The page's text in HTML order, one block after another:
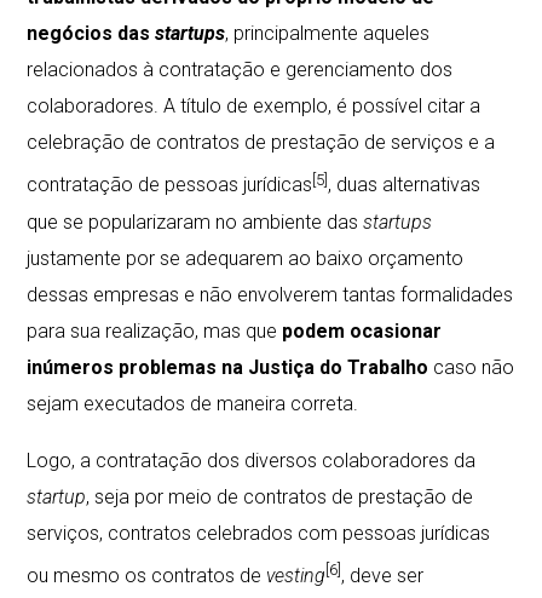
negócios dasstartups, principalmente aqueles
relacionados à contratação e gerenciamento dos
colaboradores. A título de exemplo, é possível citar a
celebração de contratos de prestação de serviços e a
contratação de pessoas jurídicas [5] , duas alternativas
que se popularizaram no ambiente dasstartups
justamente por se adequarem ao baixo orçamento
dessas empresas e não envolverem tantas formalidades
para sua realização, mas que podem ocasionar
inúmeros problemas na Justiça do Trabalho caso não
sejam executados de maneira correta.
Logo, a contratação dos diversos colaboradores da
startup, seja por meio de contratos de prestação de
serviços, contratos celebrados com pessoas jurídicas
ou mesmo os contratos de vesting [6] , deve ser